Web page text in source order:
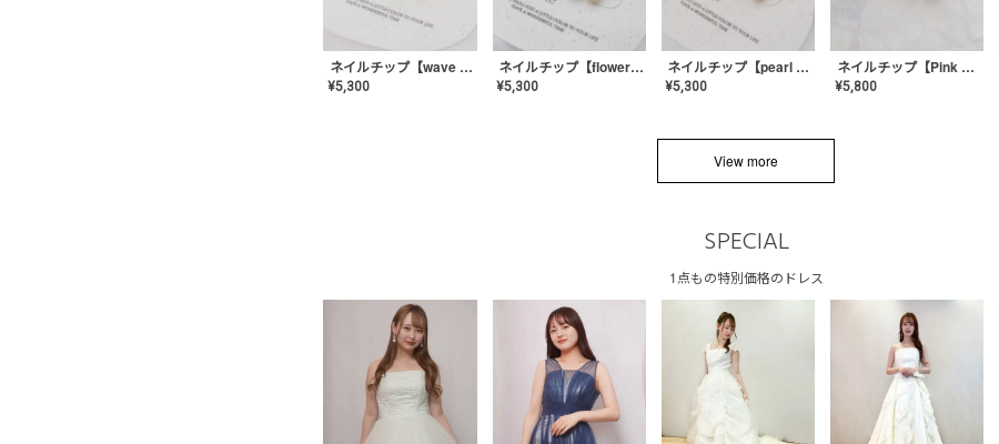
ネイルチップ【wave mirror】AE-CONA-04
¥5,300
ネイルチップ【flower shell】AE-CONA-03
¥5,300
ネイルチップ【pearl bijou】AE-CONA-02
¥5,300
ネイルチップ【Pink Glow Nail】MK-CONA-04
¥5,800
View more
SPECIAL
1点もの特別価格のドレス